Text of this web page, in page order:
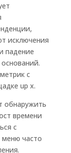
исключения
падение
с
up x.
обнаружить
времени
с
часто